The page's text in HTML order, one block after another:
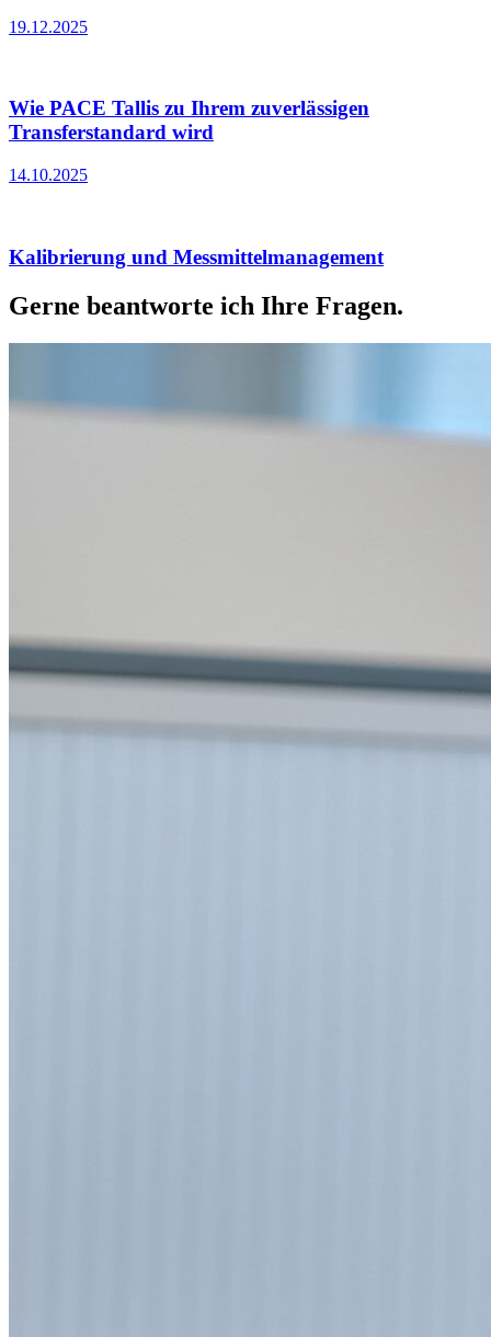
19.12.2025
Wie PACE Tallis zu Ihrem zuverlässigen
Transferstandard wird
14.10.2025
Kalibrierung und Messmittelmanagement
Gerne beantworte ich Ihre Fragen.